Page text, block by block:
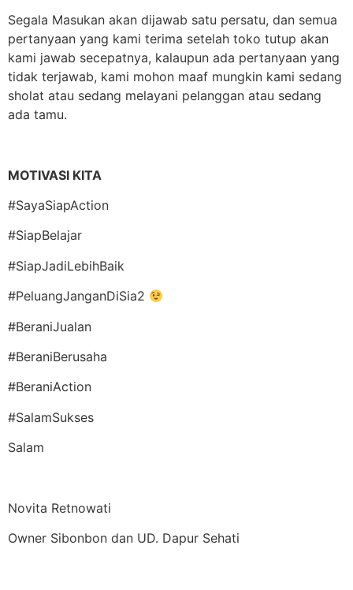
Segala Masukan akan dijawab satu persatu, dan semua
pertanyaan yang kami terima setelah toko tutup akan
kami jawab secepatnya, kalaupun ada pertanyaan yang
tidak terjawab, kami mohon maaf mungkin kami sedang
sholat atau sedang melayani pelanggan atau sedang
ada tamu.
MOTIVASI KITA
#SayaSiapAction
#SiapBelajar
#SiapJadiLebihBaik
#PeluangJanganDiSia2
#BeraniJualan
#BeraniBerusaha
#BeraniAction
#SalamSukses
Salam
Novita Retnowati
Owner Sibonbon dan UD. Dapur Sehati